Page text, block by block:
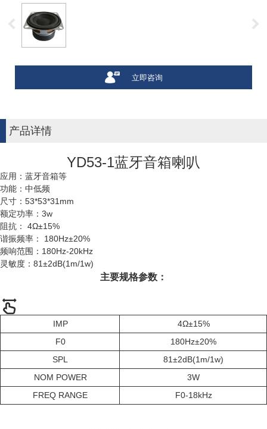
立即咨询
产品详情
YD53-1蓝牙音箱喇叭
应用：蓝牙音箱等
功能：中低频
尺寸：53*53*31mm
额定功率：3w
阻抗： 4Ω±15%
谐振频率： 180Hz±20%
频响范围：180Hz-20kHz
灵敏度：81±2dB(1m/1w)
主要规格参数：
IMP
4Ω±15%
F0
180Hz±20%
SPL
81±2dB(1m/1w)
NOM POWER
3W
FREQ RANGE
F0-18kHz